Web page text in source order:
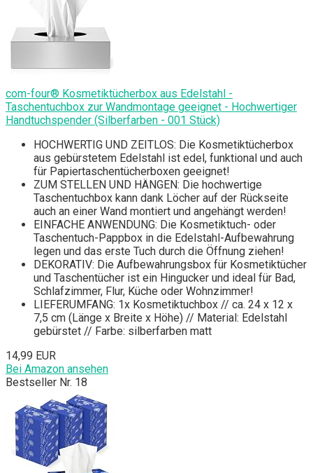
com-four® Kosmetiktücherbox aus Edelstahl -
Taschentuchbox zur Wandmontage geeignet - Hochwertiger
Handtuchspender (Silberfarben - 001 Stück)
HOCHWERTIG UND ZEITLOS: Die Kosmetiktücherbox
aus gebürstetem Edelstahl ist edel, funktional und auch
für Papiertaschentücherboxen geeignet!
ZUM STELLEN UND HÄNGEN: Die hochwertige
Taschentuchbox kann dank Löcher auf der Rückseite
auch an einer Wand montiert und angehängt werden!
EINFACHE ANWENDUNG: Die Kosmetiktuch- oder
Taschentuch-Pappbox in die Edelstahl-Aufbewahrung
legen und das erste Tuch durch die Öffnung ziehen!
DEKORATIV: Die Aufbewahrungsbox für Kosmetiktücher
und Taschentücher ist ein Hingucker und ideal für Bad,
Schlafzimmer, Flur, Küche oder Wohnzimmer!
LIEFERUMFANG: 1x Kosmetiktuchbox // ca. 24 x 12 x
7,5 cm (Länge x Breite x Höhe) // Material: Edelstahl
gebürstet // Farbe: silberfarben matt
14,99 EUR
Bei Amazon ansehen
Bestseller Nr. 18